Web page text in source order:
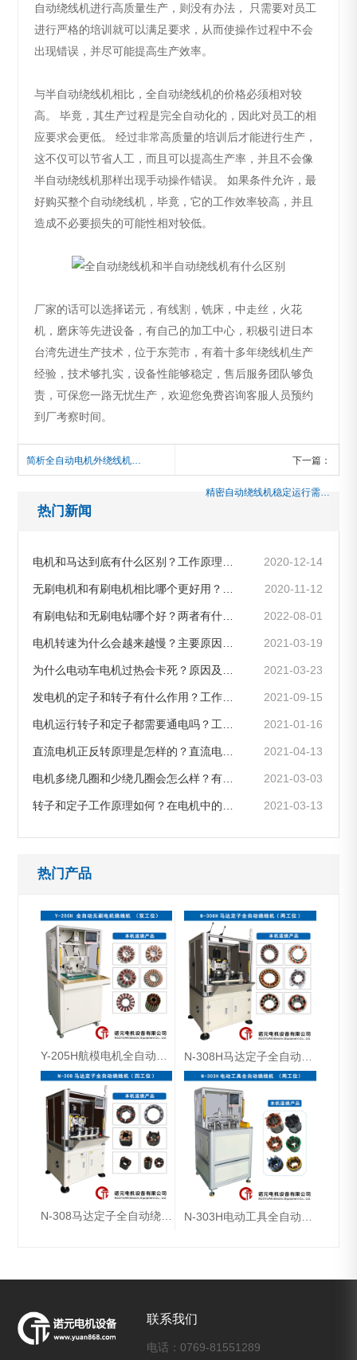
自动绕线机进行高质量生产，则没有办法， 只需要对员工
进行严格的培训就可以满足要求，从而使操作过程中不会
出现错误，并尽可能提高生产效率。
与半自动绕线机相比，全自动绕线机的价格必须相对较
高。 毕竟，其生产过程是完全自动化的，因此对员工的相
应要求会更低。 经过非常高质量的培训后才能进行生产，
这不仅可以节省人工，而且可以提高生产率，并且不会像
半自动绕线机那样出现手动操作错误。 如果条件允许，最
好购买整个自动绕线机，毕竟，它的工作效率较高，并且
造成不必要损失的可能性相对较低。
厂家的话可以选择诺元，有线割，铣床，中走丝，火花
机，磨床等先进设备，有自己的加工中心，积极引进日本
台湾先进生产技术，位于东莞市，有着十多年绕线机生产
经验，技术够扎实，设备性能够稳定，售后服务团队够负
责，可保您一路无忧生产，欢迎您免费咨询客服人员预约
到厂考察时间。
简析全自动电机外绕线机构造及特点，应用在哪些地方 下一篇：
精密自动绕线机稳定运行需要具备什么条件？看过来
热门新闻
2020-12-14
2020-11-12
2022-08-01
2021-03-19
2021-03-23
2021-09-15
2021-01-16
2021-04-13
2021-03-03
2021-03-13
热门产品
N-308马达定子全自动绕线机（四工位）
联系我们
电话：0769-81551289